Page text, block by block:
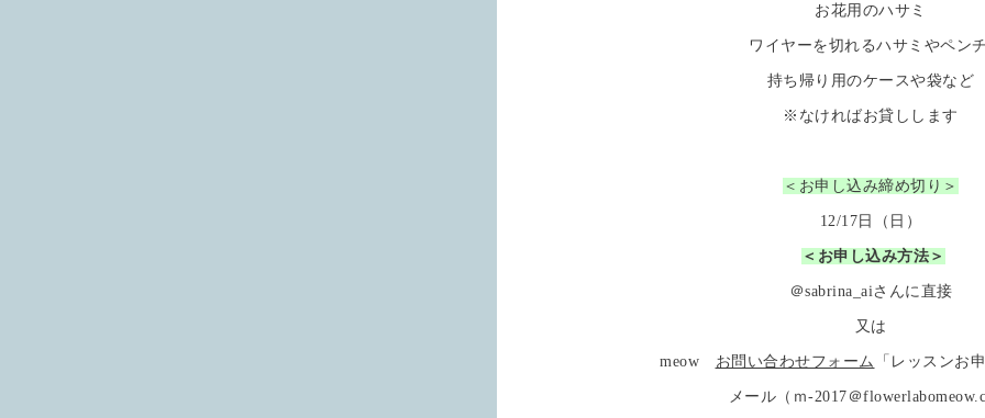
お花用のハサミ
ワイヤーを切れるハサミやペン
持ち帰り用のケースや袋など
※なければお貸しします
＜お申し込み締め切り＞
12/17日（日）
＜お申し込み方法＞
＠sabrina_aiさんに直接
又は
meow お問い合わせフォーム 「レッスンお
メール（ｍ-2017＠